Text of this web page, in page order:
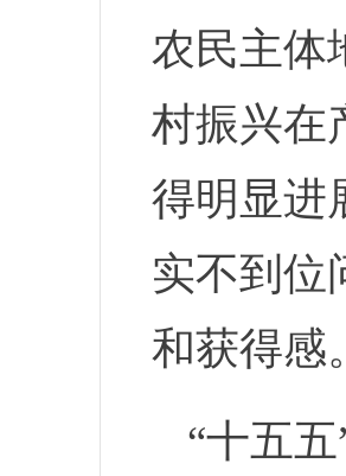
农民主体
村振兴在
得明显进
实不到位
和获得感
“十五